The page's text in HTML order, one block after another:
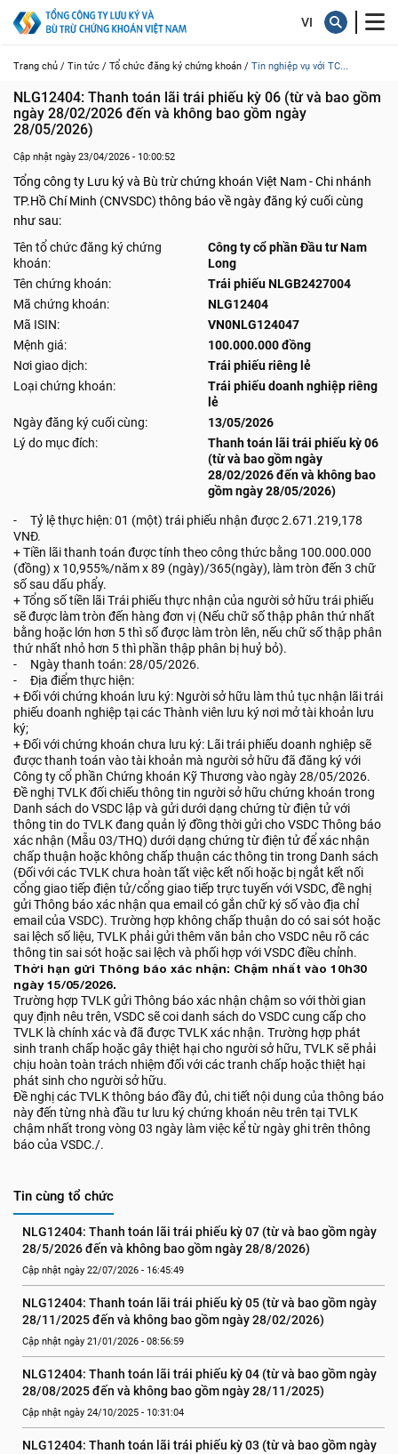
Trang chủ / Tin tức / Tổ chức đăng ký chứng khoán / Tin nghiệp vụ với TC...
NLG12404: Thanh toán lãi trái phiếu kỳ 06 (từ và bao gồm
ngày 28/02/2026 đến và không bao gồm ngày
28/05/2026)
Cập nhật ngày 23/04/2026 - 10:00:52
Tổng công ty Lưu ký và Bù trừ chứng khoán Việt Nam - Chi nhánh
TP.Hồ Chí Minh (CNVSDC) thông báo về ngày đăng ký cuối cùng
như sau:
Tên tổ chức đăng ký chứng
khoán:
Công ty cổ phần Đầu tư Nam
Long
Tên chứng khoán:
Trái phiếu NLGB2427004
Mã chứng khoán:
NLG12404
Mã ISIN:
VN0NLG124047
Mệnh giá:
100.000.000 đồng
Nơi giao dịch:
Trái phiếu riêng lẻ
Loại chứng khoán:
Trái phiếu doanh nghiệp riêng
lẻ
Ngày đăng ký cuối cùng:
13/05/2026
Lý do mục đích:
Thanh toán lãi trái phiếu kỳ 06
(từ và bao gồm ngày
28/02/2026 đến và không bao
gồm ngày 28/05/2026)
- Tỷ lệ thực hiện: 01 (một) trái phiếu nhận được 2.671.219,178
VNĐ.
+ Tiền lãi thanh toán được tính theo công thức bằng 100.000.000
(đồng) x 10,955%/năm x 89 (ngày)/365(ngày), làm tròn đến 3 chữ
số sau dấu phẩy.
+ Tổng số tiền lãi Trái phiếu thực nhận của người sở hữu trái phiếu
sẽ được làm tròn đến hàng đơn vị (Nếu chữ số thập phân thứ nhất
bằng hoặc lớn hơn 5 thì số được làm tròn lên, nếu chữ số thập phân
thứ nhất nhỏ hơn 5 thì phần thập phân bị huỷ bỏ).
- Ngày thanh toán: 28/05/2026.
- Địa điểm thực hiện:
+ Đối với chứng khoán lưu ký: Người sở hữu làm thủ tục nhận lãi trái
phiếu doanh nghiệp tại các Thành viên lưu ký nơi mở tài khoản lưu
ký;
+ Đối với chứng khoán chưa lưu ký: Lãi trái phiếu doanh nghiệp sẽ
được thanh toán vào tài khoản mà người sở hữu đã đăng ký với
Công ty cổ phần Chứng khoán Kỹ Thương vào ngày 28/05/2026.
Đề nghị TVLK đối chiếu thông tin người sở hữu chứng khoán trong
Danh sách do VSDC lập và gửi dưới dạng chứng từ điện tử với
thông tin do TVLK đang quản lý đồng thời gửi cho VSDC Thông báo
xác nhận (Mẫu 03/THQ) dưới dạng chứng từ điện tử để xác nhận
chấp thuận hoặc không chấp thuận các thông tin trong Danh sách
(Đối với các TVLK chưa hoàn tất việc kết nối hoặc bị ngắt kết nối
cổng giao tiếp điện tử/cổng giao tiếp trực tuyến với VSDC, đề nghị
gửi Thông báo xác nhận qua email có gắn chữ ký số vào địa chỉ
email của VSDC). Trường hợp không chấp thuận do có sai sót hoặc
sai lệch số liệu, TVLK phải gửi thêm văn bản cho VSDC nêu rõ các
thông tin sai sót hoặc sai lệch và phối hợp với VSDC điều chỉnh.
Thời hạn gửi Thông báo xác nhận: Chậm nhất vào 10h30
ngày 15/05/2026.
Trường hợp TVLK gửi Thông báo xác nhận chậm so với thời gian
quy định nêu trên, VSDC sẽ coi danh sách do VSDC cung cấp cho
TVLK là chính xác và đã được TVLK xác nhận. Trường hợp phát
sinh tranh chấp hoặc gây thiệt hại cho người sở hữu, TVLK sẽ phải
chịu hoàn toàn trách nhiệm đối với các tranh chấp hoặc thiệt hại
phát sinh cho người sở hữu.
Đề nghị các TVLK thông báo đầy đủ, chi tiết nội dung của thông báo
này đến từng nhà đầu tư lưu ký chứng khoán nêu trên tại TVLK
chậm nhất trong vòng 03 ngày làm việc kể từ ngày ghi trên thông
báo của VSDC./.
Tin cùng tổ chức
NLG12404: Thanh toán lãi trái phiếu kỳ 07 (từ và bao gồm ngày
28/5/2026 đến và không bao gồm ngày 28/8/2026)
Cập nhật ngày 22/07/2026 - 16:45:49
NLG12404: Thanh toán lãi trái phiếu kỳ 05 (từ và bao gồm ngày
28/11/2025 đến và không bao gồm ngày 28/02/2026)
Cập nhật ngày 21/01/2026 - 08:56:59
NLG12404: Thanh toán lãi trái phiếu kỳ 04 (từ và bao gồm ngày
28/08/2025 đến và không bao gồm ngày 28/11/2025)
Cập nhật ngày 24/10/2025 - 10:31:04
NLG12404: Thanh toán lãi trái phiếu kỳ 03 (từ và bao gồm ngày